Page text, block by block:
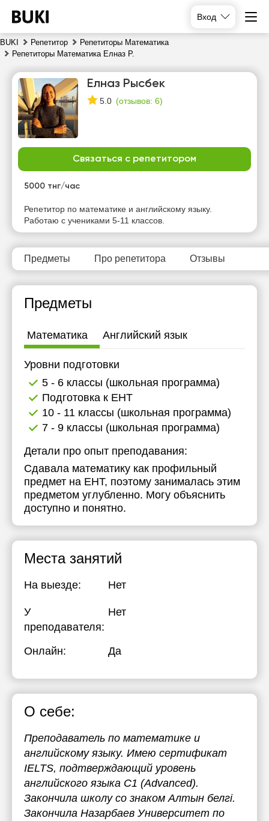
Вход
BUKI Репетитор
Репетиторы Математика
Репетиторы Математика Елназ Р.
Елназ Рысбек
5.0 (отзывов: 6)
Связаться с репетитором
5000 тнг/час
Репетитор по математике и английскому языку.
Работаю с учениками 5-11 классов.
Предметы Про репетитора Отзывы
Предметы
Математика Английский язык
Уровни подготовки
5 - 6 классы (школьная программа)
Подготовка к ЕНТ
10 - 11 классы (школьная программа)
7 - 9 классы (школьная программа)
Детали про опыт преподавания:
Сдавала математику как профильный
предмет на ЕНТ, поэтому занималась этим
предметом углубленно. Могу объяснить
доступно и понятно.
Места занятий
На выезде: Нет
У
преподавателя:
Нет
Онлайн: Да
О себе:
Преподаватель по математике и
английскому языку. Имею сертификат
IELTS, подтверждающий уровень
английского языка C1 (Advanced).
Закончила школу со знаком Алтын белгі.
Закончила Назарбаев Университет по
сб
вс
17:00
17:30
18:00
19:00
16:00
16:30
17:00
18:00
19:00
17:00
17:30
18:00